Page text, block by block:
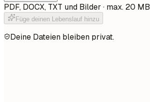
PDF, DOCX, TXT und Bilder · max. 20 MB
Füge deinen Lebenslauf hinzu
Deine Dateien bleiben privat.